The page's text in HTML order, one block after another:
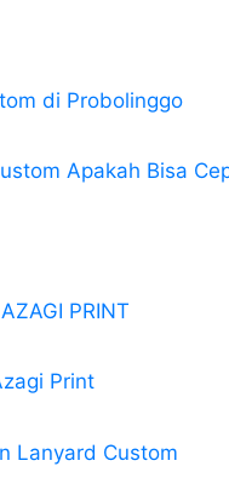
di Probolinggo
Apakah Bisa
PRINT
Print
Lanyard Custom